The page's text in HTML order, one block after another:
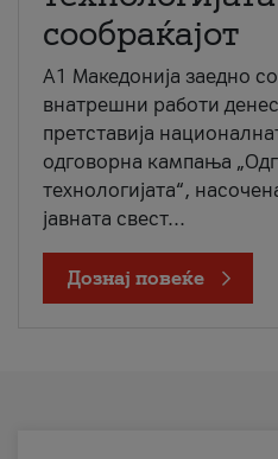
сообраќајот
A1 Македонија заедно
внатрешни работи
претставија
одговорна кампања
технологијата“,
јавната свест...
Дознај повеќе